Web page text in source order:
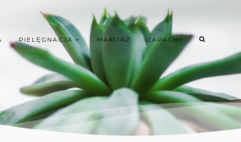
PIELĘGNACJA MAKIJAŻ ZAPACHY